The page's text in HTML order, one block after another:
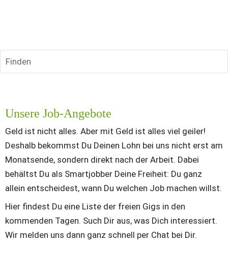
Finden
Unsere Job-Angebote
Geld ist nicht alles. Aber mit Geld ist alles viel geiler!
Deshalb bekommst Du Deinen Lohn bei uns nicht erst am
Monatsende, sondern direkt nach der Arbeit. Dabei
behältst Du als Smartjobber Deine Freiheit: Du ganz
allein entscheidest, wann Du welchen Job machen willst.
Hier findest Du eine Liste der freien Gigs in den
kommenden Tagen. Such Dir aus, was Dich interessiert.
Wir melden uns dann ganz schnell per Chat bei Dir.